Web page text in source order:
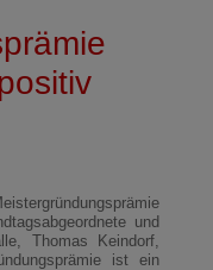
und
Thomas Keindorf,
ist ein